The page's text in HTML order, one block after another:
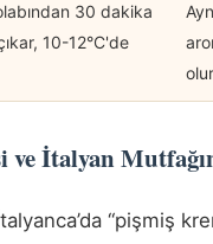
30 dakika
10-12°C'de
olur
ve İtalyan
“pişmiş